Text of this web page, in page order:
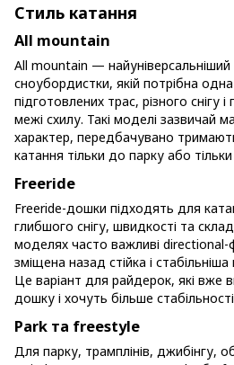
Стиль катання
All mountain
All mountain — найуніверсальніший
сноубордистки, якій потрібна
підготовлених трас, різного снігу
межі схилу. Такі моделі зазвичай
характер, передбачувано
катання тільки до парку або
Freeride
Freeride-дошки підходять для
глибшого снігу, швидкості та
моделях часто важливі
зміщена назад стійка і
Це варіант для райдерок, які вже
дошку і хочуть більше
Park та freestyle
Для парку, трамплінів, джибінгу,